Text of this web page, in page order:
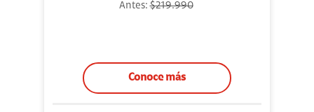
Antes:$219.990
Conoce más